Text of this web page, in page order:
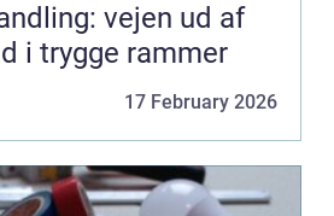
vejen ud af
i trygge rammer
17 February 2026